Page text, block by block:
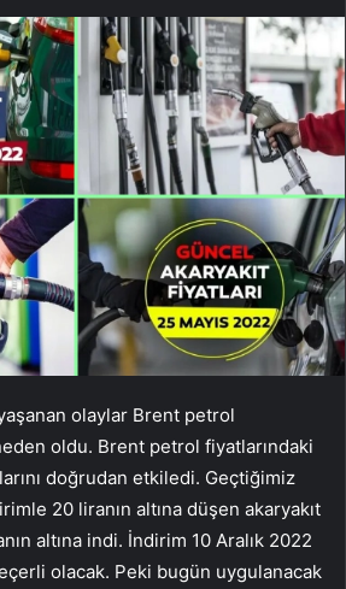
olaylar Brent petrol
oldu. Brent petrol fiyatlarındaki
doğrudan etkiledi. Geçtiğimiz
20 liranın altına düşen akaryakıt
altına indi. İndirim 10 Aralık 2022
olacak. Peki bugün uygulanacak